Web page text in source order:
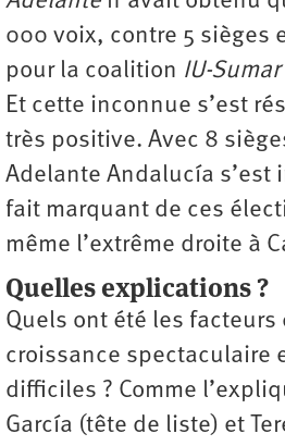
000 voix, contre 5 sièges
pour la coalition IU-Sumar
Et cette inconnue s’est
très positive. Avec 8
Adelante Andalucía s’est
fait marquant de ces
même l’extrême droite à
Quelles explications ?
Quels ont été les facteurs
croissance spectaculaire
difficiles ? Comme
García (tête de liste) et